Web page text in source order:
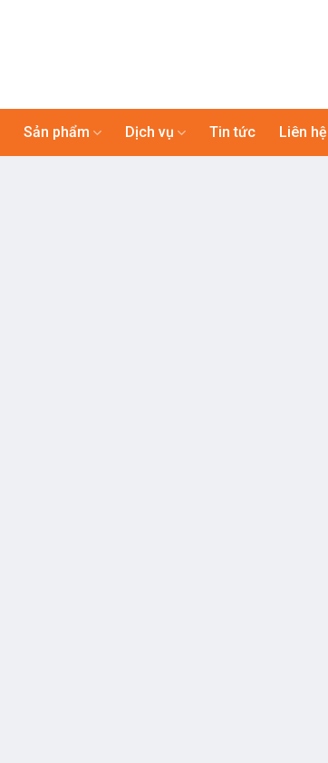
Sản phẩm Dịch vụ Tin tức Liên hệ